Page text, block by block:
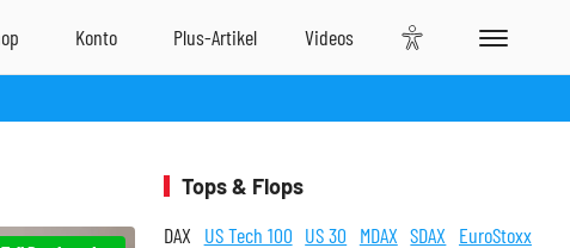
Tops & Flops
DAX US Tech 100 US 30 MDAX SDAX EuroStoxx